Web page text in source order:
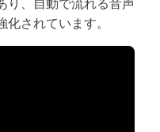
されています。